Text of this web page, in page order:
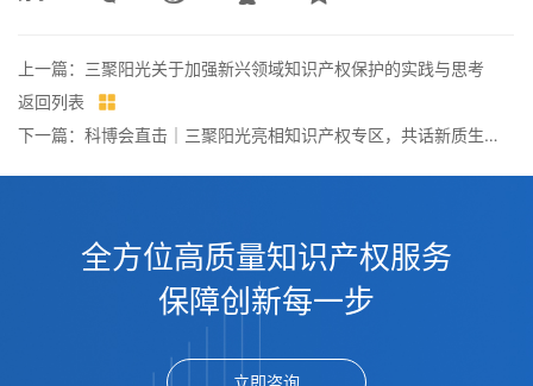
上一篇：三聚阳光关于加强新兴领域知识产权保护的实践与思考
返回列表
下一篇：科博会直击｜三聚阳光亮相知识产权专区，共话新质生产力赋能
全方位高质量知识产权服务
保障创新每一步